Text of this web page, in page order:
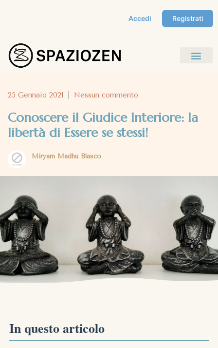
Accedi Registrati
25 Gennaio 2021 Nessun commento
Conoscere il Giudice Interiore: la
libertà di Essere se stessi!
Miryam Madhu Blasco
In questo articolo